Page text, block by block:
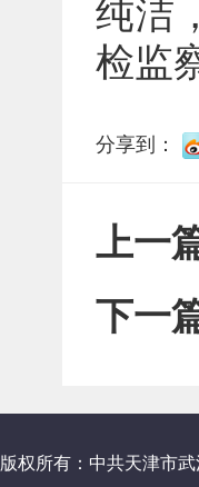
纯洁
检监
分享到：
上一
下一
版权所有：中共天津市